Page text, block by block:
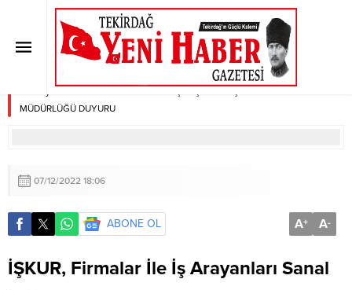
TEKİRDAĞ ÇALIŞMA VE İŞ
KURUMU İL MÜDÜRLÜĞÜ
DUYURU
MÜDÜRLÜĞÜ DUYURU
07/12/2022 18:06
ABONE OL A+ A-
İŞKUR, Firmalar İle İş Arayanları Sanal